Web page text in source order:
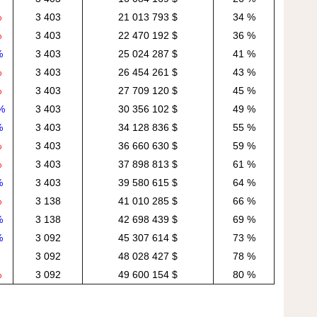
3 403 21 013 793 $
34 %
3 403 22 470 192 $
36 %
3 403 25 024 287 $
41 %
3 403 26 454 261 $
43 %
3 403 27 709 120 $
45 %
3 403 30 356 102 $
49 %
3 403 34 128 836 $
55 %
3 403 36 660 630 $
59 %
3 403 37 898 813 $
61 %
3 403 39 580 615 $
64 %
3 138 41 010 285 $
66 %
3 138 42 698 439 $
69 %
3 092 45 307 614 $
73 %
3 092
48 028 427 $
78 %
3 092 49 600 154 $ 80 %